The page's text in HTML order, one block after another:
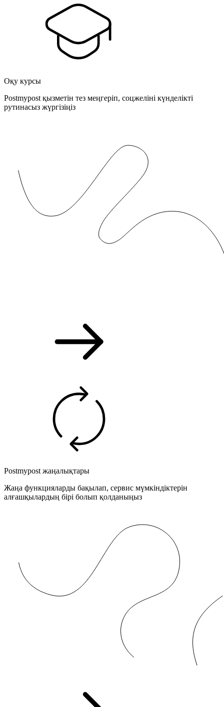
Оқу курсы
Postmypost қызметін тез меңгеріп, соцжеліні күнделікті
рутинасыз жүргізіңіз
Postmypost жаңалықтары
Жаңа функцияларды бақылап, сервис мүмкіндіктерін
алғашқылардың бірі болып қолданыңыз